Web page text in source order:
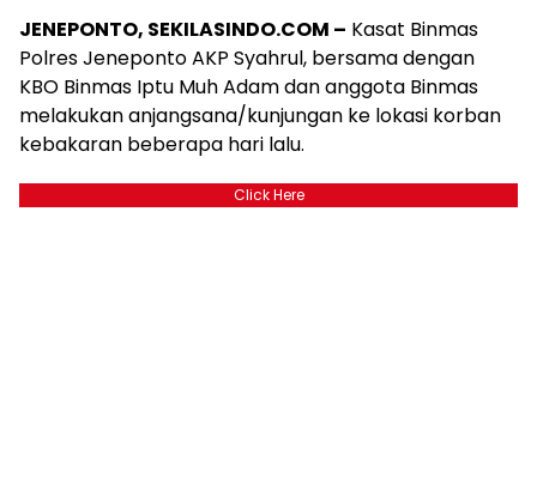
JENEPONTO, SEKILASINDO.COM – Kasat Binmas
Polres Jeneponto AKP Syahrul, bersama dengan
KBO Binmas Iptu Muh Adam dan anggota Binmas
melakukan anjangsana/kunjungan ke lokasi korban
kebakaran beberapa hari lalu.
Click Here